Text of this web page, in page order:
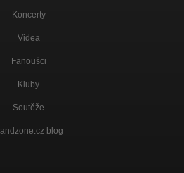
Koncerty
Videa
Fanoušci
Kluby
Soutěže
blog